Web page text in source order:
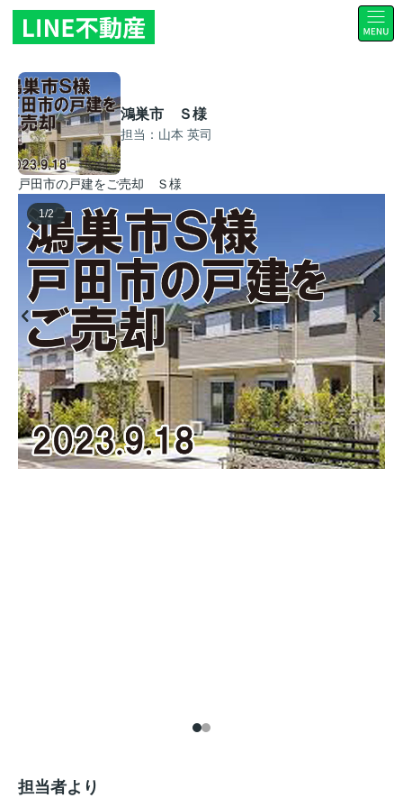
鴻巣市 Ｓ様
担当：山本 英司
戸田市の戸建をご売却 Ｓ様
1/2
担当者より